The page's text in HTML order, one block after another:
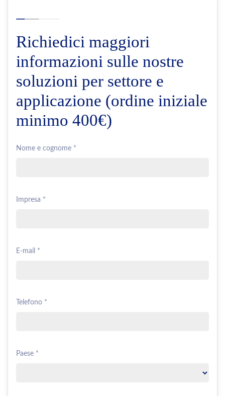
Richiedici maggiori
informazioni sulle nostre
soluzioni per settore e
applicazione (ordine iniziale
minimo 400€)
Nome e cognome *
Impresa *
E-mail *
Telefono *
Paese *